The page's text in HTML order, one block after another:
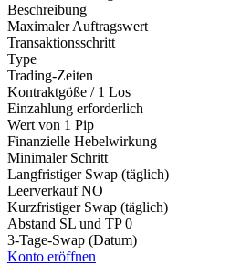
Beschreibung
Maximaler Auftragswert
Transaktionsschritt
Type
Trading-Zeiten
Kontraktgöße / 1 Los
Einzahlung erforderlich
Wert von 1 Pip
Finanzielle Hebelwirkung
Minimaler Schritt
Langfristiger Swap (täglich)
Leerverkauf NO
Kurzfristiger Swap (täglich)
Abstand SL und TP 0
3-Tage-Swap (Datum)
Konto eröffnen